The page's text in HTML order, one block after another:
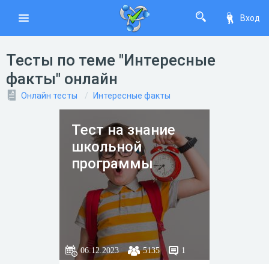
Вход
Тесты по теме "Интересные
факты" онлайн
Онлайн тесты Интересные факты
Тест на знание
школьной
программы
06.12.2023 5135 1